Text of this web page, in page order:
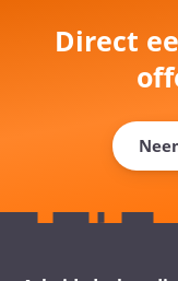
Direct